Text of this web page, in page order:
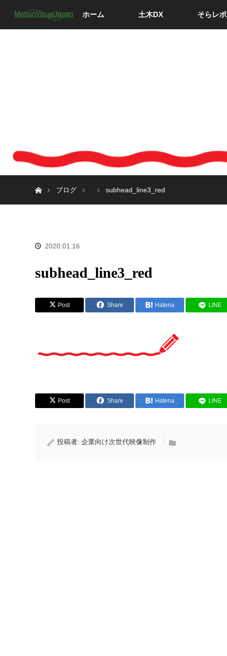
ホーム 土木DX そらレポ
ブログ
subhead_line3_red
2020.01.16
subhead_line3_red
Post Share Hatena LINE
Post Share Hatena LINE
投稿者: 企業向け次世代映像制作